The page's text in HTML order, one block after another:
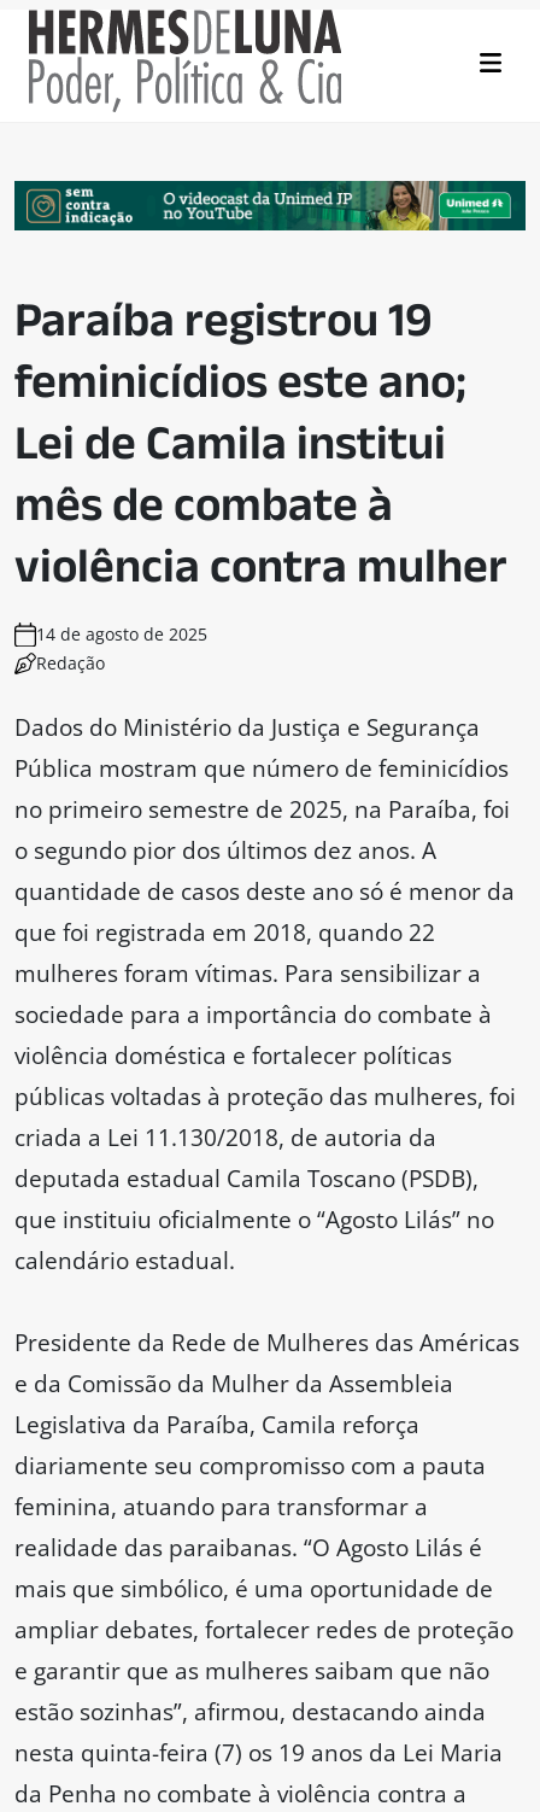
Paraíba registrou 19
feminicídios este ano;
Lei de Camila institui
mês de combate à
violência contra mulher
14 de agosto de 2025
Redação
Dados do Ministério da Justiça e Segurança
Pública mostram que número de feminicídios
no primeiro semestre de 2025, na Paraíba, foi
o segundo pior dos últimos dez anos. A
quantidade de casos deste ano só é menor da
que foi registrada em 2018, quando 22
mulheres foram vítimas. Para sensibilizar a
sociedade para a importância do combate à
violência doméstica e fortalecer políticas
públicas voltadas à proteção das mulheres, foi
criada a Lei 11.130/2018, de autoria da
deputada estadual Camila Toscano (PSDB),
que instituiu oficialmente o “Agosto Lilás” no
calendário estadual.
Presidente da Rede de Mulheres das Américas
e da Comissão da Mulher da Assembleia
Legislativa da Paraíba, Camila reforça
diariamente seu compromisso com a pauta
feminina, atuando para transformar a
realidade das paraibanas. “O Agosto Lilás é
mais que simbólico, é uma oportunidade de
ampliar debates, fortalecer redes de proteção
e garantir que as mulheres saibam que não
estão sozinhas”, afirmou, destacando ainda
nesta quinta-feira (7) os 19 anos da Lei Maria
da Penha no combate à violência contra a